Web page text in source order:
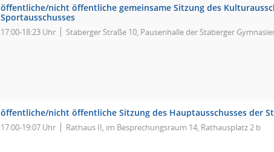
öffentliche/nicht öffentliche gemeinsame Sitzung des
Sportausschusses
17:00-18:23 Uhr Staberger Straße 10, Pausenhalle der Staberger
öffentliche/nicht öffentliche Sitzung des Hauptausschusses der
17:00-19:07 Uhr Rathaus II, im Besprechungsraum 14, Rathausplatz 2 b